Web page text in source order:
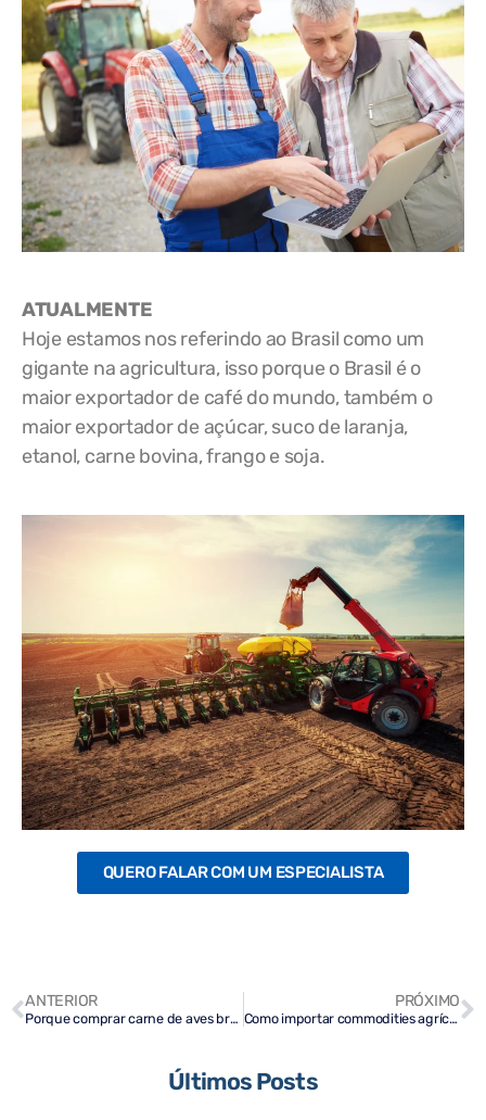
ATUALMENTE
Hoje estamos nos referindo ao Brasil como um
gigante na agricultura, isso porque o Brasil é o
maior exportador de café do mundo, também o
maior exportador de açúcar, suco de laranja,
etanol, carne bovina, frango e soja.
QUERO FALAR COM UM ESPECIALISTA
ANTERIOR
Porque comprar carne de aves brasileiras continua sendo um excelente negócio
PRÓXIMO
Como importar commodities agrícolas brasileiros de fornecedores confiáveis
Últimos Posts